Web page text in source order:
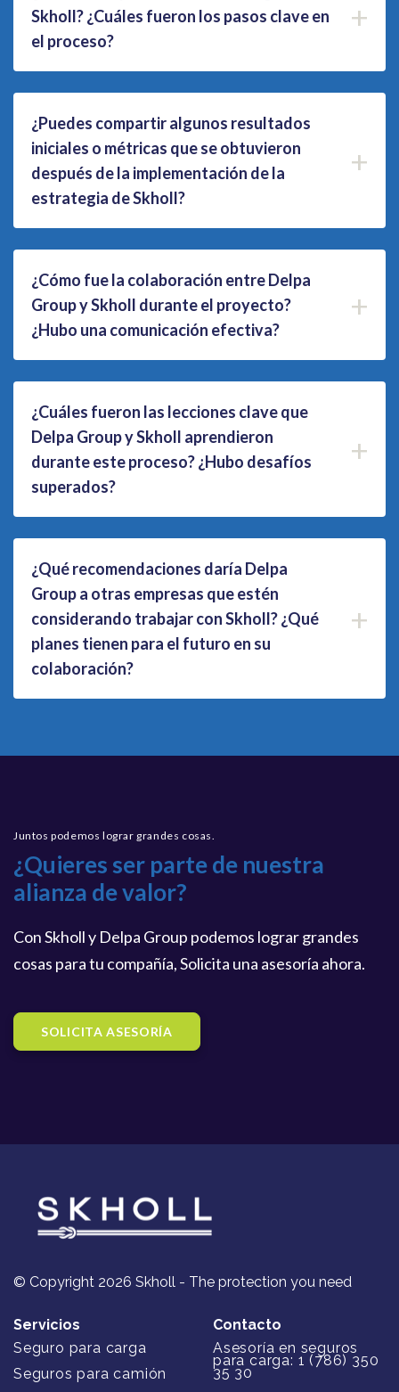
+
Skholl? ¿Cuáles fueron los pasos clave en
el proceso?
+
¿Puedes compartir algunos resultados
iniciales o métricas que se obtuvieron
después de la implementación de la
estrategia de Skholl?
+
¿Cómo fue la colaboración entre Delpa
Group y Skholl durante el proyecto?
¿Hubo una comunicación efectiva?
+
¿Cuáles fueron las lecciones clave que
Delpa Group y Skholl aprendieron
durante este proceso? ¿Hubo desafíos
superados?
+
¿Qué recomendaciones daría Delpa
Group a otras empresas que estén
considerando trabajar con Skholl? ¿Qué
planes tienen para el futuro en su
colaboración?
Juntos podemos lograr grandes cosas.
¿Quieres ser parte de nuestra
alianza de valor?
Con Skholl y Delpa Group podemos lograr grandes
cosas para tu compañía, Solicita una asesoría ahora.
SOLICITA ASESORÍA
© Copyright 2026 Skholl - The protection you need
Servicios
Seguro para carga
Seguros para camión
Contacto
Asesoría en seguros
para carga: 1 (786) 350
35 30